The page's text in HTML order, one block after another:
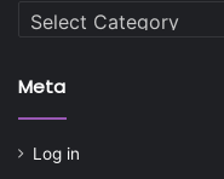
Categories
Meta
Log in